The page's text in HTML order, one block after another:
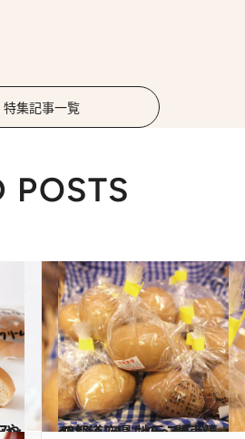
特集記事一覧
POSTS
～ 2017.1.21
47都道府県 地元スーパーのおいしいもの～関東篇～
グルメ